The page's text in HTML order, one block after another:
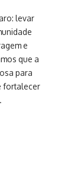
levar
e
que a
para
fortalecer